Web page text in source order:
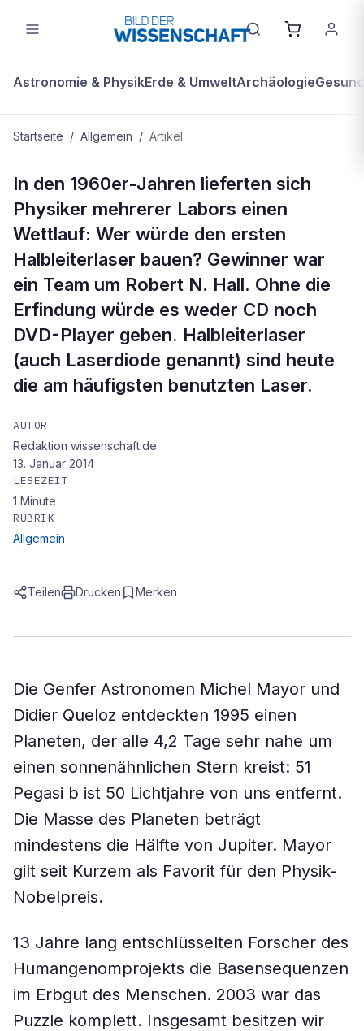
Astronomie & PhysikErde & UmweltArchäologie
Startseite / Allgemein / Artikel
Halbleiterlaser Exoplanet entdeckt
Humangenomprojekt
In den 1960er-Jahren lieferten sich
Physiker mehrerer Labors einen
Wettlauf: Wer würde den ersten
Halbleiterlaser bauen? Gewinner war
ein Team um Robert N. Hall. Ohne die
Erfindung würde es weder CD noch
DVD-Player geben. Halbleiterlaser
(auch Laserdiode genannt) sind heute
die am häufigsten benutzten Laser.
AUTOR
Redaktion wissenschaft.de
13. Januar 2014
LESEZEIT
1 Minute
RUBRIK
Allgemein
Teilen Drucken Merken
Die Genfer Astronomen Michel Mayor und
Didier Queloz entdeckten 1995 einen
Planeten, der alle 4,2 Tage sehr nahe um
einen sonnenähnlichen Stern kreist: 51
Pegasi b ist 50 Lichtjahre von uns entfernt.
Die Masse des Planeten beträgt
mindestens die Hälfte von Jupiter. Mayor
gilt seit Kurzem als Favorit für den Physik-
Nobelpreis.
13 Jahre lang entschlüsselten Forscher des
Humangenomprojekts die Basensequenzen
im Erbgut des Menschen. 2003 war das
Puzzle komplett. Insgesamt besitzen wir